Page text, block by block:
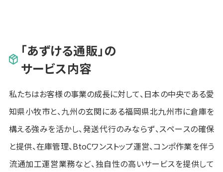
「あずける通販」の
サービス内容
私たちはお客様の事業の成長に対して、日本の中央である愛
知県小牧市と、九州の玄関にある福岡県北九州市に倉庫を
構える強みを活かし、発送代行のみならず、スペースの確保
と提供、在庫管理、BtoCワンストップ運営、コンポ作業を伴う
流通加工運営業務など、独自性の高いサービスを提供して